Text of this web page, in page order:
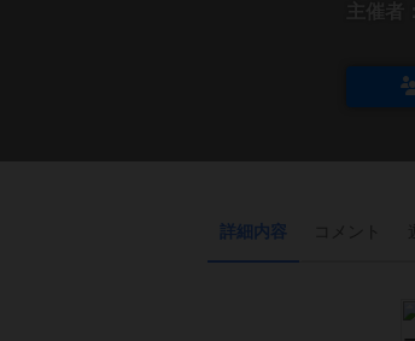
主催者：
詳細内容